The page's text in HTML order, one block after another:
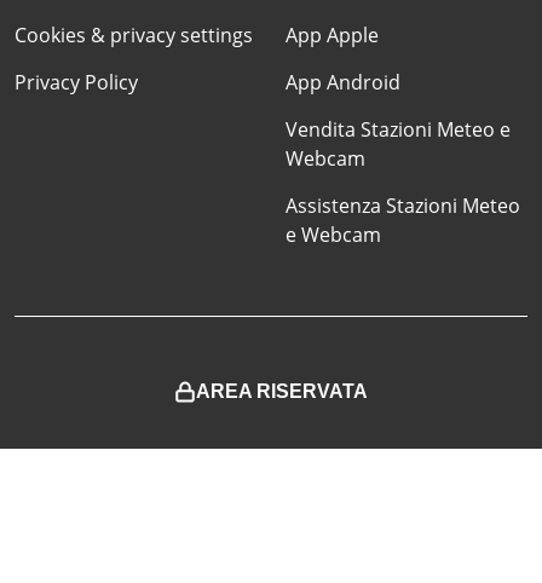
Cookies & privacy settings
Privacy Policy
App Apple
App Android
Vendita Stazioni Meteo e
Webcam
Assistenza Stazioni Meteo
e Webcam
AREA RISERVATA